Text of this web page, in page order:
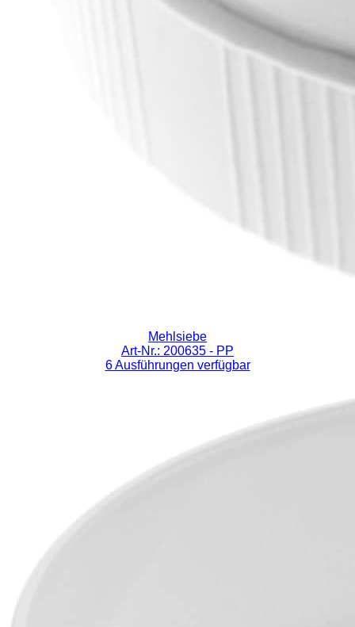
Mehlsiebe
Art-Nr.: 200635 - PP
6 Ausführungen verfügbar